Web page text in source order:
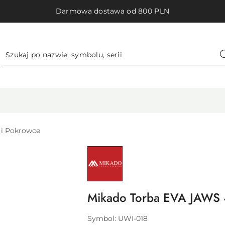
Darmowa dostawa od 800 PLN
Pokrowce
NAZWA
MIKADO
ABRAMIS
Z
O.O.
Mikado Torba EVA
Symbol: UWI-018